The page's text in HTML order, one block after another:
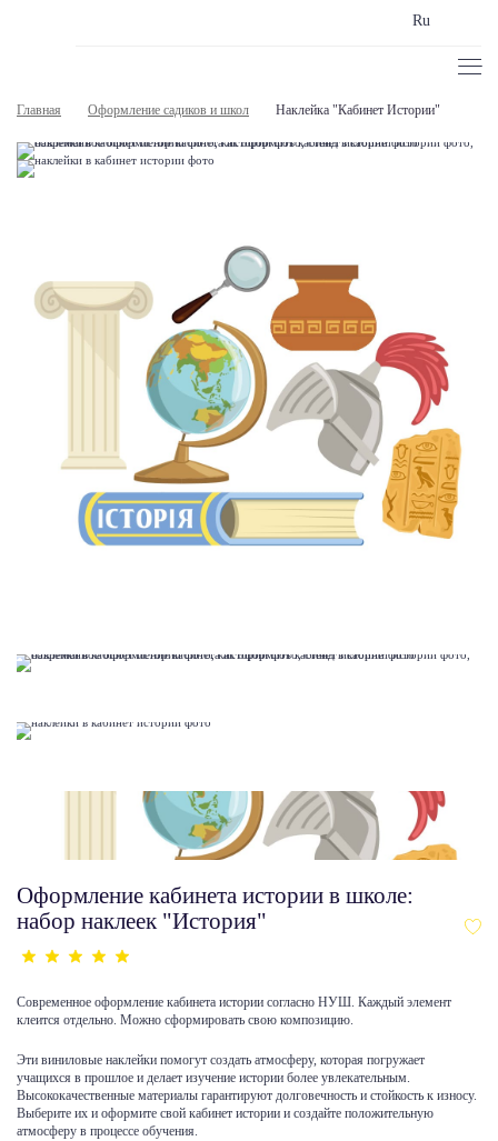
Ru
Главная Оформление садиков и школ Наклейка "Кабинет Истории"
Оформление кабинета истории в школе:
набор наклеек "История"
Современное оформление кабинета истории согласно НУШ. Каждый элемент
клеится отдельно. Можно сформировать свою композицию.
Эти виниловые наклейки помогут создать атмосферу, которая погружает
учащихся в прошлое и делает изучение истории более увлекательным.
Высококачественные материалы гарантируют долговечность и стойкость к износу.
Выберите их и оформите свой кабинет истории и создайте положительную
атмосферу в процессе обучения.